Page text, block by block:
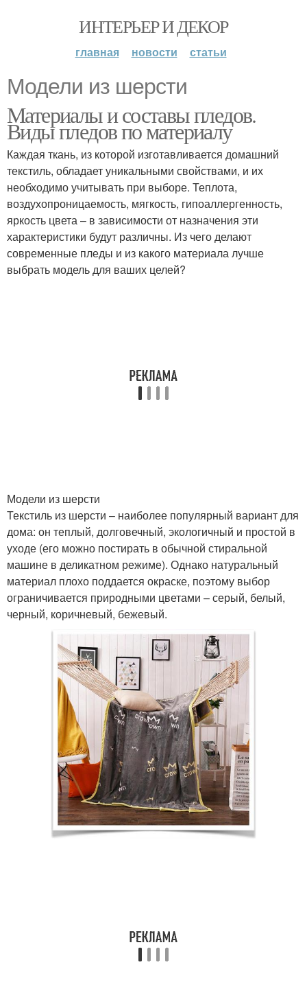
ИНТЕРЬЕР И ДЕКОР
главная новости статьи
Модели из шерсти
Материалы и составы пледов.
Виды пледов по материалу
Каждая ткань, из которой изготавливается домашний
текстиль, обладает уникальными свойствами, и их
необходимо учитывать при выборе. Теплота,
воздухопроницаемость, мягкость, гипоаллергенность,
яркость цвета – в зависимости от назначения эти
характеристики будут различны. Из чего делают
современные пледы и из какого материала лучше
выбрать модель для ваших целей?
Модели из шерсти
Текстиль из шерсти – наиболее популярный вариант для
дома: он теплый, долговечный, экологичный и простой в
уходе (его можно постирать в обычной стиральной
машине в деликатном режиме). Однако натуральный
материал плохо поддается окраске, поэтому выбор
ограничивается природными цветами – серый, белый,
черный, коричневый, бежевый.